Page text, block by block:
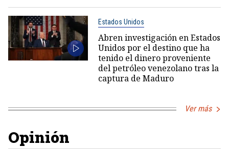
Estados Unidos
Abren investigación en Estados
Unidos por el destino que ha
tenido el dinero proveniente
del petróleo venezolano tras la
captura de Maduro
Ver más
Opinión